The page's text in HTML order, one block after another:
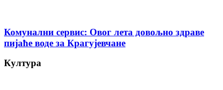
Комунални сервис: Овог лета довољно здраве
пијаће воде за Крагујевчане
Култура